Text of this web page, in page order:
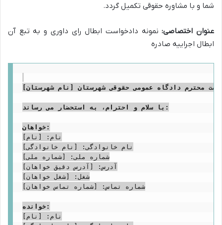
شما و با مشاوره حقوقی تکمیل گردد.
عنوان اختصاصی:نمونه دادخواست ابطال رای داوری و به تبع آن
ابطال اجراییه صادره
محترم دادگاه عمومی حقوقی شهرستان [نام شهرستان]
با سلام و احترام، به استحضار می رساند:
خواهان:
نام: [نام]
نام خانوادگی: [نام خانوادگی]
شماره ملی: [شماره ملی]
آدرس: [آدرس دقیق خواهان]
شغل: [شغل خواهان]
شماره تماس: [شماره تماس خواهان]
خوانده:
نام: [نام]